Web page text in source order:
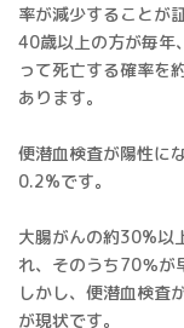
率が減少することが
40歳以上の方が毎年
って死亡する確率を
あります。
便潜血検査が陽性に
0.2%です。
大腸がんの約30%以
れ、そのうち70％が
しかし、便潜血検査
が現状です。